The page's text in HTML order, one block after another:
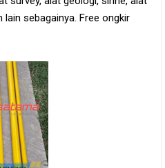
sebagainya. Free ongkir